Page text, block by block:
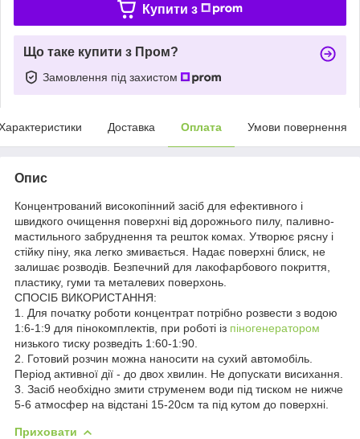
Купити з
Що таке купити з Пром?
Замовлення під захистом
Доставка Оплата Умови повернення
Опис
Концентрований високопінний засіб для ефективного і
швидкого очищення поверхні від дорожнього пилу, паливно-
мастильного забруднення та решток комах. Утворює рясну і
стійку піну, яка легко змивається. Надає поверхні блиск, не
залишає розводів. Безпечний для лакофарбового покриття,
пластику, гуми та металевих поверхонь.
СПОСІБ ВИКОРИСТАННЯ:
1. Для початку роботи концентрат потрібно розвести з водою
1:6-1:9 для пінокомплектів, при роботі із піногенератором
низького тиску розведіть 1:60-1:90.
2. Готовий розчин можна наносити на сухий автомобіль.
Період активної дії - до двох хвилин. Не допускати висихання.
3. Засіб необхідно змити струменем води під тиском не нижче
5-6 атмосфер на відстані 15-20см та під кутом до поверхні.
Приховати